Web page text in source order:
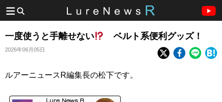
一度使うと手離せない ベルト系便利グッズ！
2026年06月05日
ルアーニュースR編集長の松下です。